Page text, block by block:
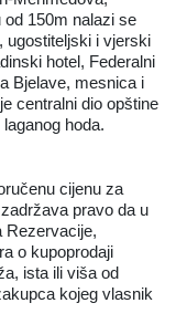
od 150m nalazi se
ugostiteljski i vjerski
hotel, Federalni
Bjelave, mesnica i
centralni dio opštine
hoda.
cijenu za
pravo da u
Rezervacije,
o kupoprodaji
ista ili viša od
kojeg vlasnik